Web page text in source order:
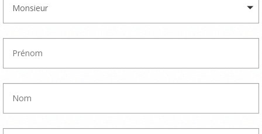
Monsieur